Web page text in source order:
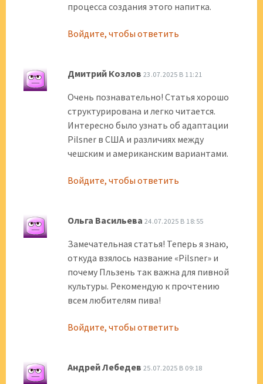
процесса создания этого напитка.
Войдите, чтобы ответить
Дмитрий Козлов 23.07.2025 В 11:21
Очень познавательно! Статья хорошо
структурирована и легко читается.
Интересно было узнать об адаптации
Pilsner в США и различиях между
чешским и американским вариантами.
Войдите, чтобы ответить
Ольга Васильева 24.07.2025 В 18:55
Замечательная статья! Теперь я знаю,
откуда взялось название «Pilsner» и
почему Пльзень так важна для пивной
культуры. Рекомендую к прочтению
всем любителям пива!
Войдите, чтобы ответить
Андрей Лебедев 25.07.2025 В 09:18